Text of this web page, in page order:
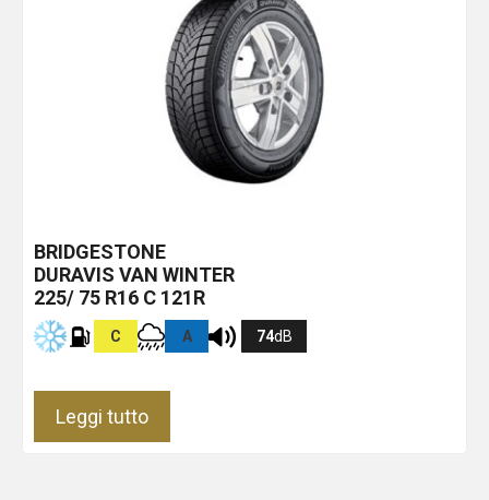
BRIDGESTONE
DURAVIS VAN WINTER
225/ 75 R16 C 121R
C A 74dB
Leggi tutto